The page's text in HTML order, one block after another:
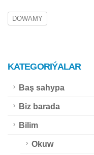
DOWAMY
KATEGORIÝALAR
Baş sahypa
Biz barada
Bilim
Okuw